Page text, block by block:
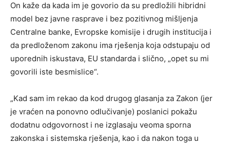
On kaže da kada im je govorio da su predložili hibridni
model bez javne rasprave i bez pozitivnog mišljenja
Centralne banke, Evropske komisije i drugih institucija i
da predloženom zakonu ima rješenja koja odstupaju od
uporednih iskustava, EU standarda i slično, „opet su mi
govorili iste besmislice“.
„Kad sam im rekao da kod drugog glasanja za Zakon (jer
je vraćen na ponovno odlučivanje) poslanici pokažu
dodatnu odgovornost i ne izglasaju veoma sporna
zakonska i sistemska rješenja, kao i da nakon toga u